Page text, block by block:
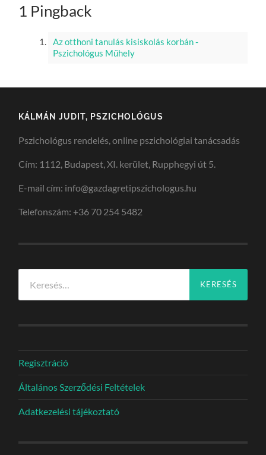
1 Pingback
Az otthoni tanulás kisiskolás korbán -
Pszichológus Műhely
KÁLMÁN JUDIT, PSZICHOLÓGUS
Pszichológus rendelés, online pszichológiai tanácsadás
Cím: 1112, Budapest, XI. kerület, Rupphegyi út 5.
E-mail cím: info@gazdagretipszichologus.hu
Telefonszám: +36 70 254 5482
Regisztráció
Általános Szerződési Feltételek
Adatkezelési tájékoztató